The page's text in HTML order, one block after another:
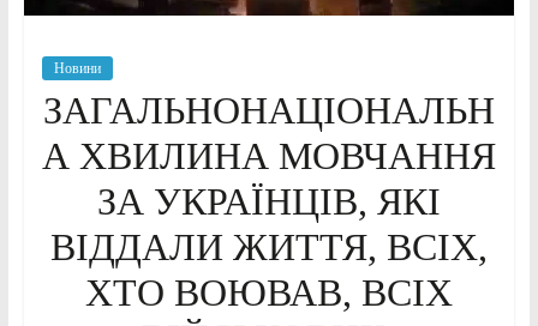
Новини
ЗАГАЛЬНОНАЦІОНАЛЬН
А ХВИЛИНА МОВЧАННЯ
ЗА УКРАЇНЦІВ, ЯКІ
ВІДДАЛИ ЖИТТЯ, ВСІХ,
ХТО ВОЮВАВ, ВСІХ